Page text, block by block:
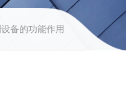
备的功能作用